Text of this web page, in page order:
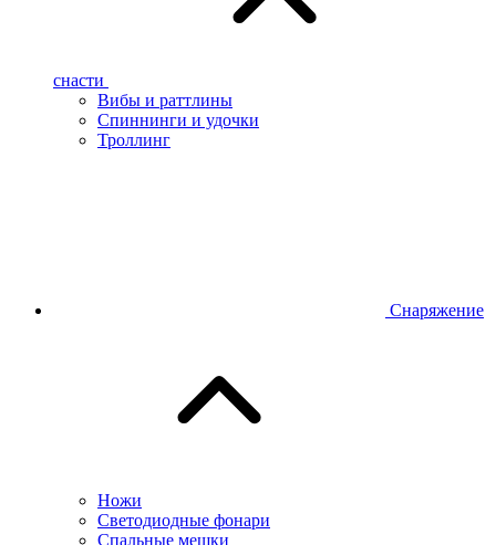
снасти
Вибы и раттлины
Спиннинги и удочки
Троллинг
Снаряжение
Ножи
Светодиодные фонари
Спальные мешки